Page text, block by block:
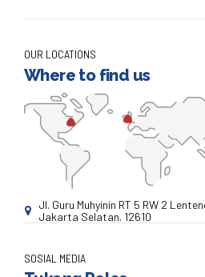
OUR LOCATIONS
Where to find us
Jl. Guru Muhyinin RT 5 RW 2
Jakarta Selatan. 12610
SOSIAL MEDIA